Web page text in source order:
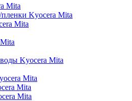
Mita
Kyocera Mita
Mita
Kyocera Mita
Mita
Mita
Mita